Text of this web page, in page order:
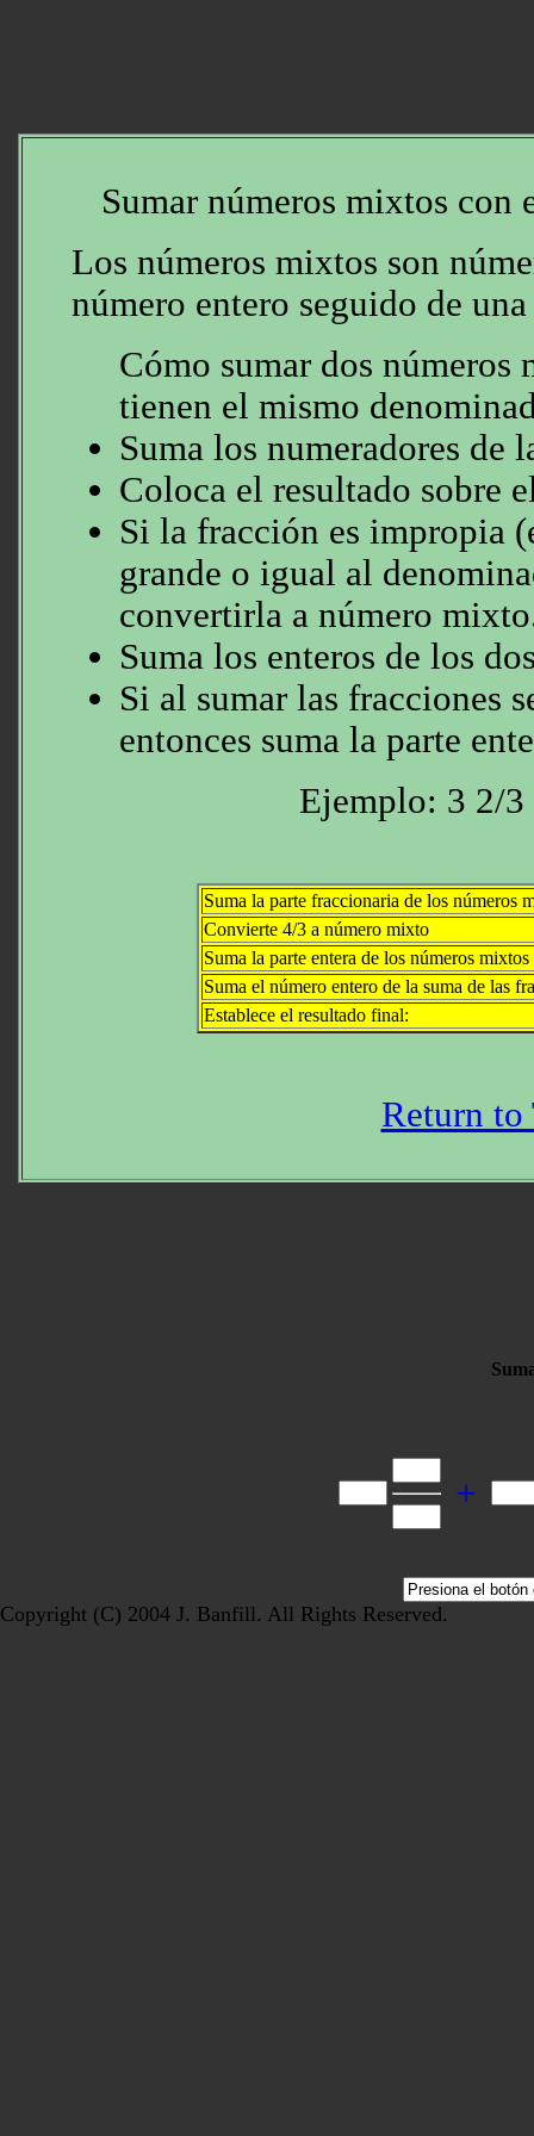
Sumar números mixtos con
Los números mixtos son
número entero seguido de
Cómo sumar dos números
tienen el mismo
Suma los numeradores de
Coloca el resultado sobre
Si la fracción es impropia
grande o igual al
convertirla a número
Suma los enteros de los
Si al sumar las fracciones
entonces suma la parte
Ejemplo: 3 2/
Suma la parte fraccionaria de los números
Convierte 4/3 a número mixto
Suma la parte entera de los números mixtos
Suma el número entero de la suma de las
Establece el resultado final:
Return to
+
Copyright (C) 2004 J. Banfill. All Rights Reserved.